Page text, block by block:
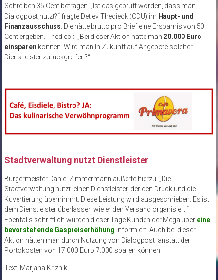
Schreiben 35 Cent betragen. „Ist das geprüft worden, dass man
Dialogpost nutzt?“ fragte Detlev Thedieck (CDU) im Haupt- und
Finanzausschuss . Die hätte brutto pro Brief eine Ersparnis von 50
Cent ergeben. Thedieck: „Bei dieser Aktion hätte man 20.000 Euro
einsparen können. Wird man In Zukunft auf Angebote solcher
Dienstleister zurückgreifen?“
Stadtverwaltung nutzt Dienstleister
Bürgermeister Daniel Zimmermann äußerte hierzu: „Die
Stadtverwaltung nutzt einen Dienstleister, der den Druck und die
Kuvertierung übernimmt. Diese Leistung wird ausgeschrieben. Es ist
dem Dienstleister überlassen wie er den Versand organisiert.“
Ebenfalls schriftlich wurden dieser Tage Kunden der Mega über eine
bevorstehende Gaspreiserhöhung informiert. Auch bei dieser
Aktion hätten man durch Nutzung von Dialogpost anstatt der
Portokosten von 17.000 Euro 7.000 sparen können.
Text: Marjana Kriznik